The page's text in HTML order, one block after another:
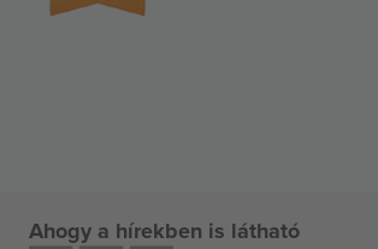
Ahogy a hírekben is látható